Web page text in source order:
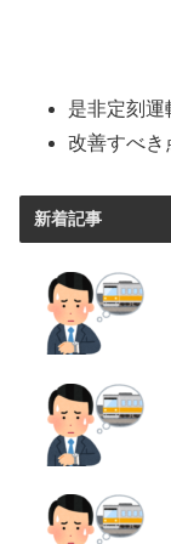
是非定刻運
改善すべき
新着記事